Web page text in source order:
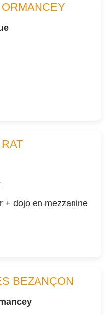
+ dojo en mezzanine
BEZANÇON